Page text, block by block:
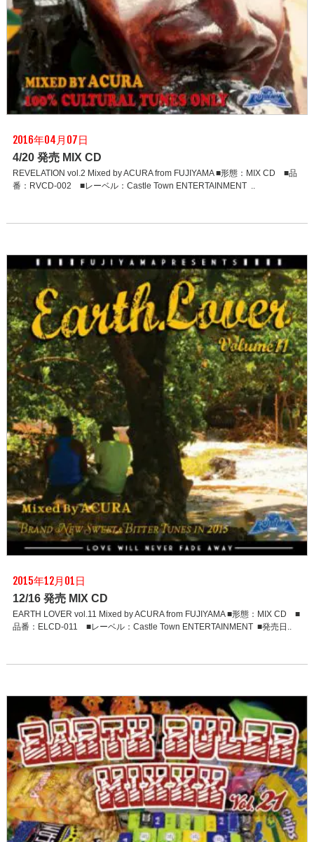
2016年04月07日
4/20 発売 MIX CD
REVELATION vol.2 Mixed by ACURA from FUJIYAMA ■形態：MIX CD ■品
番：RVCD-002 ■レーベル：Castle Town ENTERTAINMENT ..
2015年12月01日
12/16 発売 MIX CD
EARTH LOVER vol.11 Mixed by ACURA from FUJIYAMA ■形態：MIX CD ■
品番：ELCD-011 ■レーベル：Castle Town ENTERTAINMENT ■発売日..